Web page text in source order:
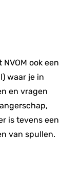
ook een
waar je in
en vragen
is tevens een
van spullen.